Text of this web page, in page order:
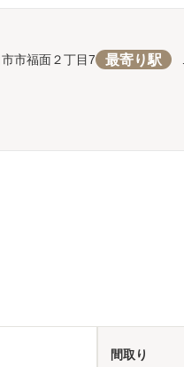
市福面２丁目7 最寄り駅
間取り